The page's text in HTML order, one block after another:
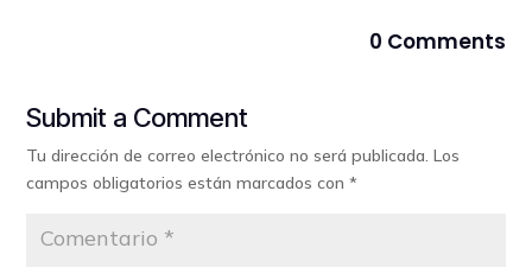
0 Comments
Submit a Comment
Tu dirección de correo electrónico no será publicada. Los
campos obligatorios están marcados con*